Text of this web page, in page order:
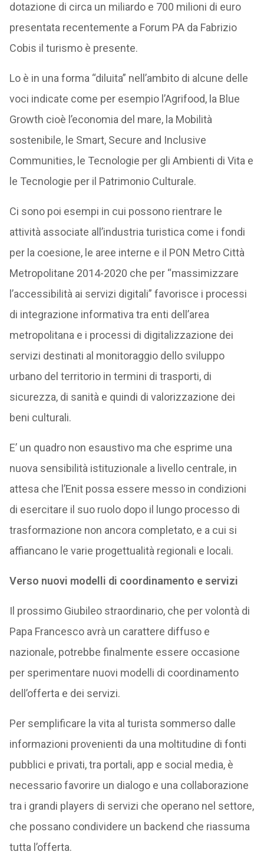
dotazione di circa un miliardo e 700 milioni di euro
presentata recentemente a Forum PA da Fabrizio
Cobis il turismo è presente.
Lo è in una forma “diluita” nell’ambito di alcune delle
voci indicate come per esempio l’Agrifood, la Blue
Growth cioè l’economia del mare, la Mobilità
sostenibile, le Smart, Secure and Inclusive
Communities, le Tecnologie per gli Ambienti di Vita e
le Tecnologie per il Patrimonio Culturale.
Ci sono poi esempi in cui possono rientrare le
attività associate all’industria turistica come i fondi
per la coesione, le aree interne e il PON Metro Città
Metropolitane 2014-2020 che per “massimizzare
l’accessibilità ai servizi digitali” favorisce i processi
di integrazione informativa tra enti dell’area
metropolitana e i processi di digitalizzazione dei
servizi destinati al monitoraggio dello sviluppo
urbano del territorio in termini di trasporti, di
sicurezza, di sanità e quindi di valorizzazione dei
beni culturali.
E’ un quadro non esaustivo ma che esprime una
nuova sensibilità istituzionale a livello centrale, in
attesa che l’Enit possa essere messo in condizioni
di esercitare il suo ruolo dopo il lungo processo di
trasformazione non ancora completato, e a cui si
affiancano le varie progettualità regionali e locali.
Verso nuovi modelli di coordinamento e servizi
Il prossimo Giubileo straordinario, che per volontà di
Papa Francesco avrà un carattere diffuso e
nazionale, potrebbe finalmente essere occasione
per sperimentare nuovi modelli di coordinamento
dell’offerta e dei servizi.
Per semplificare la vita al turista sommerso dalle
informazioni provenienti da una moltitudine di fonti
pubblici e privati, tra portali, app e social media, è
necessario favorire un dialogo e una collaborazione
tra i grandi players di servizi che operano nel settore,
che possano condividere un backend che riassuma
tutta l’offerta.